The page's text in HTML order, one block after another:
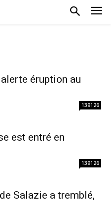
éruption au
139126
est entré en
139126
Salazie a tremblé,